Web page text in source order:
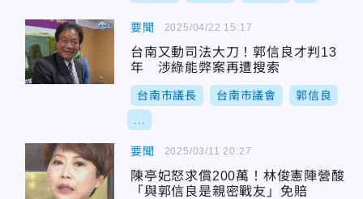
要聞
台南又動司法大刀！郭信良才判13
年 涉綠能弊案再遭搜索
台南市議長 台南市議會 郭信良
2025/04/22 15:17
要聞
陳亭妃怒求償200萬！林俊憲陣營酸
「與郭信良是親密戰友」免賠
2025/03/11 20:27